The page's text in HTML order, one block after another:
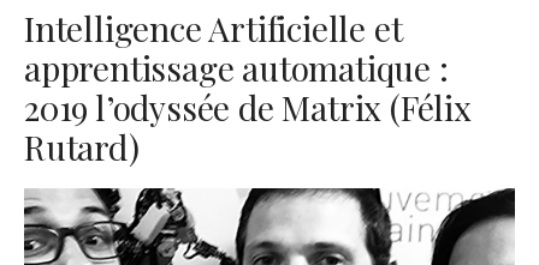
Intelligence Artificielle et
apprentissage automatique :
2019 l’odyssée de Matrix (Félix
Rutard)